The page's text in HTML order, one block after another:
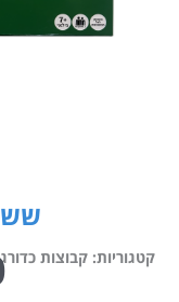
שש
קטגוריות:קבוצות